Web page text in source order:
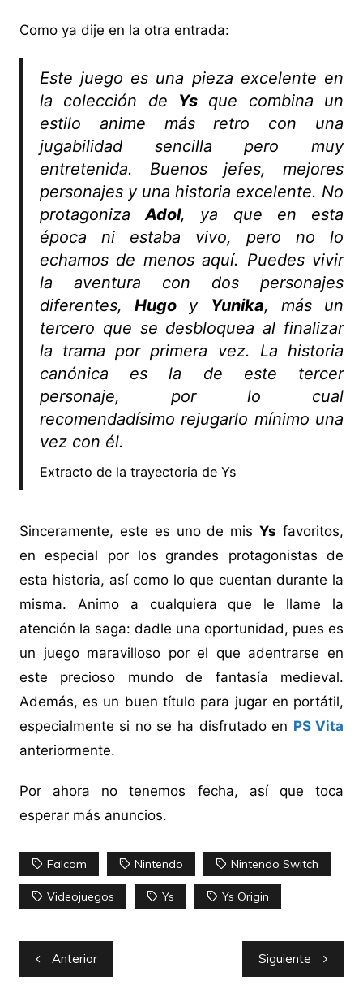
Como ya dije en la otra entrada:
Este juego es una pieza excelente en
la colección de Ys que combina un
estilo anime más retro con una
jugabilidad sencilla pero muy
entretenida. Buenos jefes, mejores
personajes y una historia excelente. No
protagonizaAdol, ya que en esta
época ni estaba vivo, pero no lo
echamos de menos aquí. Puedes vivir
la aventura con dos personajes
diferentes,Hugo y Yunika, más un
tercero que se desbloquea al finalizar
la trama por primera vez. La historia
canónica es la de este tercer
personaje, por lo cual
recomendadísimo rejugarlo mínimo una
vez con él.
Extracto de la trayectoria de Ys
Sinceramente, este es uno de misYs favoritos,
en especial por los grandes protagonistas de
esta historia, así como lo que cuentan durante la
misma. Animo a cualquiera que le llame la
atención la saga: dadle una oportunidad, pues es
un juego maravilloso por el que adentrarse en
este precioso mundo de fantasía medieval.
Además, es un buen título para jugar en portátil,
especialmente si no se ha disfrutado en PS Vita
anteriormente.
Por ahora no tenemos fecha, así que toca
esperar más anuncios.
Falcom Nintendo Nintendo Switch
Videojuegos Ys Ys Origin
Navegación
de
Anterior Siguiente